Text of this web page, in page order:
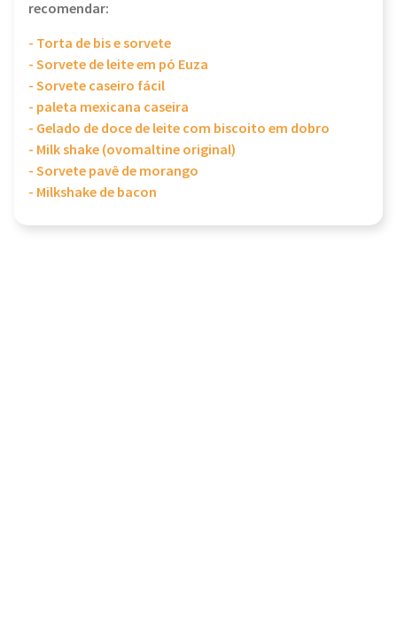
recomendar:
- Torta de bis e sorvete
- Sorvete de leite em pó Euza
- Sorvete caseiro fácil
- paleta mexicana caseira
- Gelado de doce de leite com biscoito em dobro
- Milk shake (ovomaltine original)
- Sorvete pavê de morango
- Milkshake de bacon